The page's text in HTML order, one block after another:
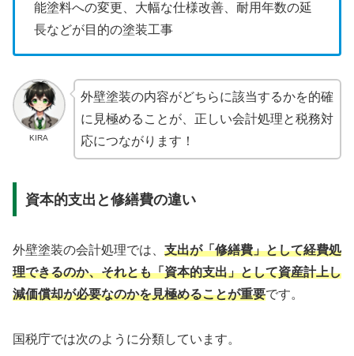
能塗料への変更、大幅な仕様改善、耐用年数の延
長などが目的の塗装工事
KIRA
外壁塗装の内容がどちらに該当するかを的確
に見極めることが、正しい会計処理と税務対
応につながります！
資本的支出と修繕費の違い
外壁塗装の会計処理では、 支出が「修繕費」として経費処
理できるのか、それとも「資本的支出」として資産計上し
減価償却が必要なのかを見極めることが重要です。
国税庁では次のように分類しています。